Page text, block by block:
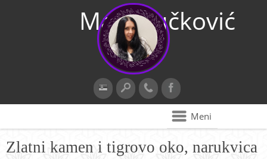
Maja Vučković
Meni
Zlatni kamen i tigrovo oko, narukvica